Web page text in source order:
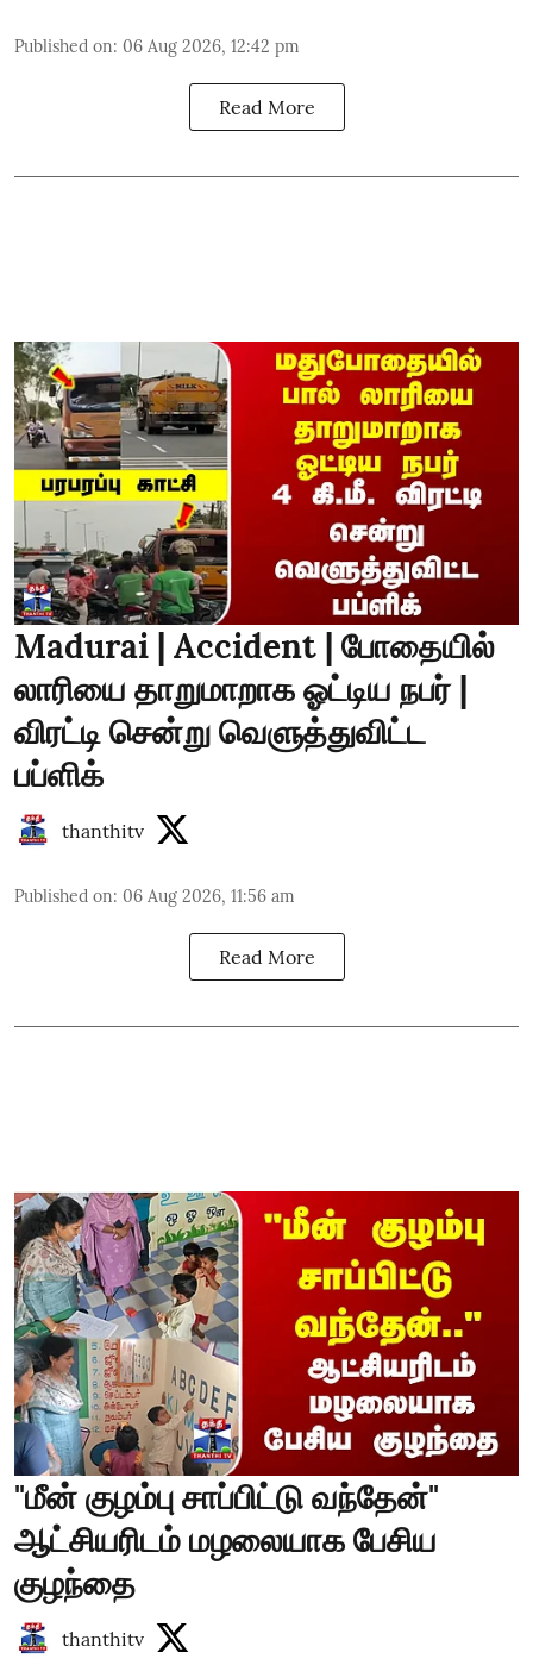
Published on: 06 Aug 2026, 12:42 pm
Read More
Madurai | Accident | போதையில்
லாரியை தாறுமாறாக ஓட்டிய நபர் |
விரட்டி சென்று வெளுத்துவிட்ட
பப்ளிக்
thanthitv
Published on: 06 Aug 2026, 11:56 am
Read More
"மீன் குழம்பு சாப்பிட்டு வந்தேன்"
ஆட்சியரிடம் மழலையாக பேசிய
குழந்தை
thanthitv